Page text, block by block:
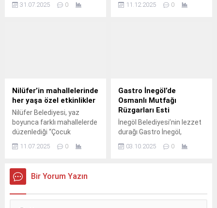
buluşturmaya devam
31.07.2025 0 11.12.2025 0
Nilüfer’in mahallelerinde
her yaşa özel etkinlikler
Nilüfer Belediyesi, yaz
boyunca farklı mahallelerde
düzenlediği “Çocuk
“Sağlıklı Yaşlanıyoruz” ve
etkinlikleri ile her yaş
grubuna farklı etkinlik ve
11.07.2025 0
Gastro İnegöl’de
Osmanlı Mutfağı
Rüzgarları Esti
İnegöl Belediyesi’nin lezzet
durağı Gastro İnegöl,
Menüsüyle misafirlerini
03.10.2025 0
Bir Yorum Yazın